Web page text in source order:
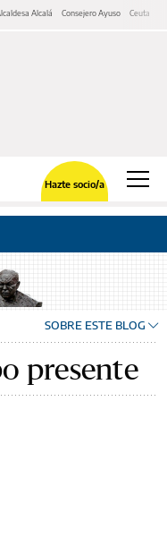
Alcalá Consejero Ayuso Ceuta
Hazte socio/a
SOBRE ESTE BLOG
presente